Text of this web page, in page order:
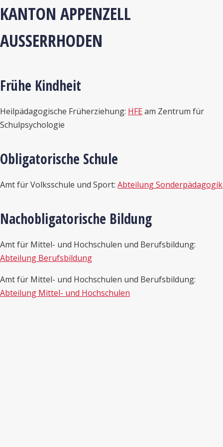
KANTON APPENZELL
AUSSERRHODEN
Frühe Kindheit
Heilpädagogische Früherziehung: HFEam Zentrum für
Schulpsychologie
Obligatorische Schule
Amt für Volksschule und Sport: Abteilung Sonderpädagogik
Nachobligatorische Bildung
Amt für Mittel- und Hochschulen und Berufsbildung:
Abteilung Berufsbildung
Amt für Mittel- und Hochschulen und Berufsbildung:
Abteilung Mittel- und Hochschulen